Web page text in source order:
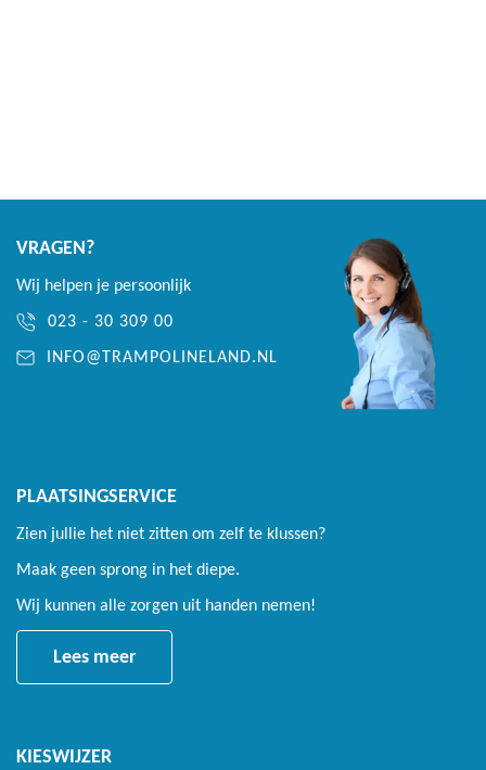
VRAGEN?
Wij helpen je persoonlijk
023 - 30 309 00
INFO@TRAMPOLINELAND.NL
PLAATSINGSERVICE
Zien jullie het niet zitten om zelf te klussen?
Maak geen sprong in het diepe.
Wij kunnen alle zorgen uit handen nemen!
Lees meer
KIESWIJZER